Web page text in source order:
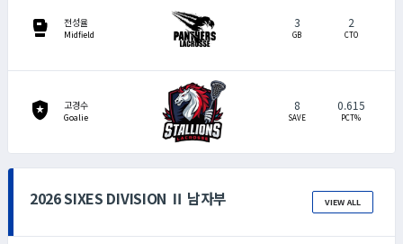
sports_mma 전성율
Midfield
3
GB
2
CTO
local_police 고경수
Goalie
8
SAVE
0.615
PCT%
2026 SIXES DIVISION Ⅱ 남자부 VIEW ALL